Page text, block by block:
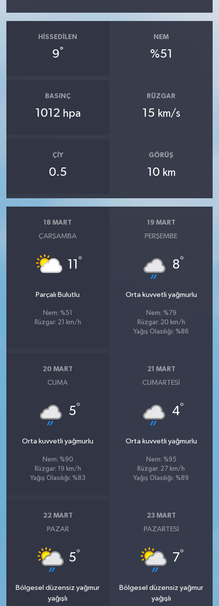
HISSEDILEN
9°
NEM
%51
BASINÇ
1012 hpa
RÜZGAR
15 km/s
ÇIY
0.5
GÖRÜŞ
10 km
18 MART
ÇARŞAMBA
11 °
Parçalı Bulutlu
Nem: %51
Rüzgar: 21 km/h
19 MART
PERŞEMBE
8°
Orta kuvvetli yağmurlu
Nem: %79
Rüzgar: 20 km/h
Yağış Olasılığı: %86
20 MART
CUMA
5°
Orta kuvvetli yağmurlu
Nem: %90
Rüzgar: 19 km/h
Yağış Olasılığı: %83
21 MART
CUMARTESI
4°
Orta kuvvetli yağmurlu
Nem: %95
Rüzgar: 27 km/h
Yağış Olasılığı: %89
22 MART
PAZAR
5°
Bölgesel düzensiz yağmur
yağışlı
23 MART
PAZARTESI
7°
Bölgesel düzensiz yağmur
yağışlı